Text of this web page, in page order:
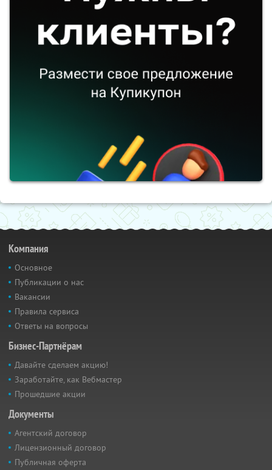
Компания
Основное
Публикации о нас
Вакансии
Правила сервиса
Ответы на вопросы
Бизнес-Партнёрам
Давайте сделаем акцию!
Заработайте, как Вебмастер
Прошедшие акции
Документы
Агентский договор
Лицензионный договор
Публичная оферта